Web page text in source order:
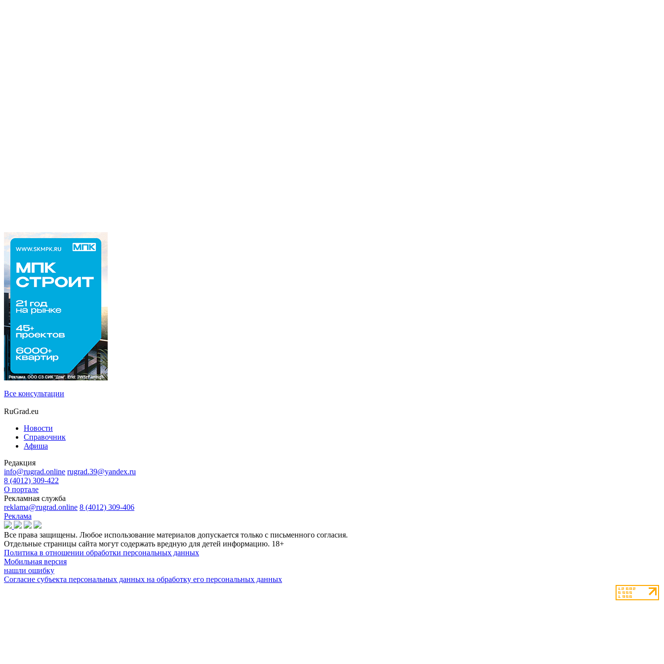
Все консультации
RuGrad.eu
Новости
Справочник
Афиша
Редакция
info@rugrad.online rugrad.39@yandex.ru
8 (4012) 309-422
О портале
Рекламная служба
reklama@rugrad.online 8 (4012) 309-406
Реклама
Все права защищены. Любое использование материалов допускается только с письменного согласия.
Отдельные страницы сайта могут содержать вредную для детей информацию. 18+
Политика в отношении обработки персональных данных
Мобильная версия
нашли ошибку
Согласие субъекта персональных данных на обработку его персональных данных